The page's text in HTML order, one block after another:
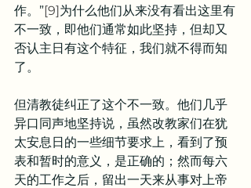
作。”[9]为什么他们从来没有看出这里有
不一致，即他们通常如此坚持，但却又
否认主日有这个特征，我们就不得而知
了。
但清教徒纠正了这个不一致。他们几乎
异口同声地坚持说，虽然改教家们在犹
太安息日的一些细节要求上，看到了预
表和暂时的意义，是正确的；然而每六
天的工作之后，留出一天来从事对上帝